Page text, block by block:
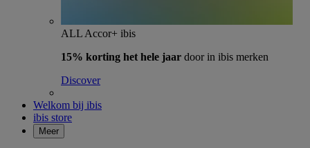
ALL Accor+ ibis
15% korting het hele jaar door in ibis merken
Discover
Welkom bij ibis
ibis store
Meer